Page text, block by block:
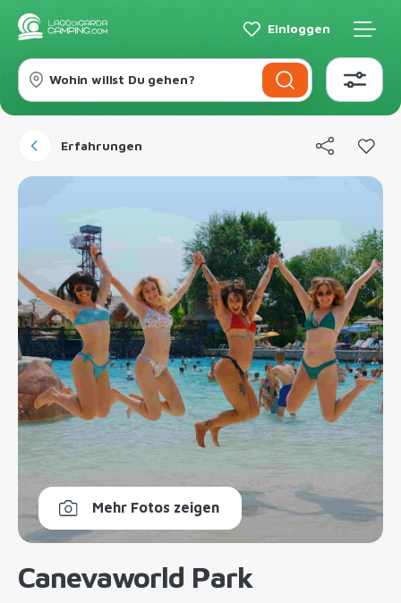
Einloggen
Wohin willst Du gehen?
Erfahrungen
Mehr Fotos zeigen
Canevaworld Park